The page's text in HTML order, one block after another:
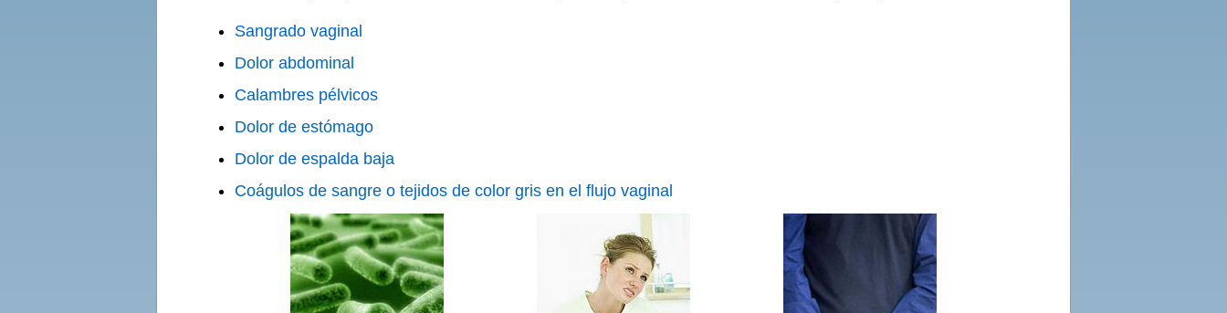
Sangrado vaginal
Dolor abdominal
Calambres pélvicos
Dolor de estómago
Dolor de espalda baja
Coágulos de sangre o tejidos de color gris en el flujo vaginal